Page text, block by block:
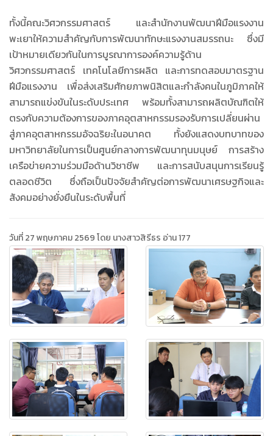
ทั้งนี้คณะวิศวกรรมศาสตร์ และสำนักงานพัฒนาฝีมือแรงงาน
พะเยาให้ความสำคัญกับการพัฒนาทักษะแรงงานสมรรถนะ ซึ่งมี
เป้าหมายเดียวกันในการบูรณาการองค์ความรู้ด้าน
วิศวกรรมศาสตร์ เทคโนโลยีการผลิต และการทดสอบมาตรฐาน
ฝีมือแรงงาน เพื่อส่งเสริมศักยภาพนิสิตและกำลังคนในภูมิภาคให้
สามารถแข่งขันในระดับประเทศ พร้อมทั้งสามารถผลิตบัณฑิตให้
ตรงกับความต้องการของภาคอุตสาหกรรมรองรับการเปลี่ยนผ่าน
สู่ภาคอุตสาหกรรมอัจฉริยะในอนาคต ทั้งยังแสดงบทบาทของ
มหาวิทยาลัยในการเป็นศูนย์กลางการพัฒนาทุนมนุษย์ การสร้าง
เครือข่ายความร่วมมือด้านวิชาชีพ และการสนับสนุนการเรียนรู้
ตลอดชีวิต ซึ่งถือเป็นปัจจัยสำคัญต่อการพัฒนาเศรษฐกิจและ
สังคมอย่างยั่งยืนในระดับพื้นที่
วันที่ 27 พฤษภาคม 2569 โดย นางสาวสิรีธร อ่าน 177